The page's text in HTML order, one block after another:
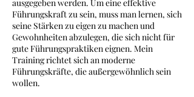
ausgegeben werden. Um eine effektive
Führungskraft zu sein, muss man lernen, sich
seine Stärken zu eigen zu machen und
Gewohnheiten abzulegen, die sich nicht für
gute Führungspraktiken eignen. Mein
Training richtet sich an moderne
Führungskräfte, die außergewöhnlich sein
wollen.